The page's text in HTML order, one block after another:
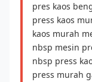
pres kaos
press kaos
kaos murah
nbsp mesin
nbsp press
press murah